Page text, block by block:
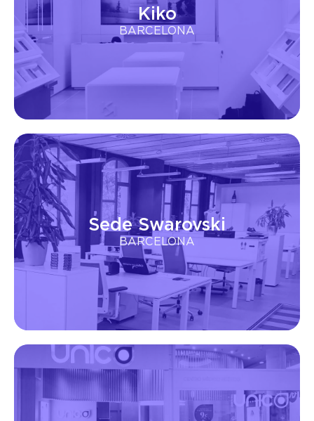
Kiko
BARCELONA
Sede Swarovski
BARCELONA